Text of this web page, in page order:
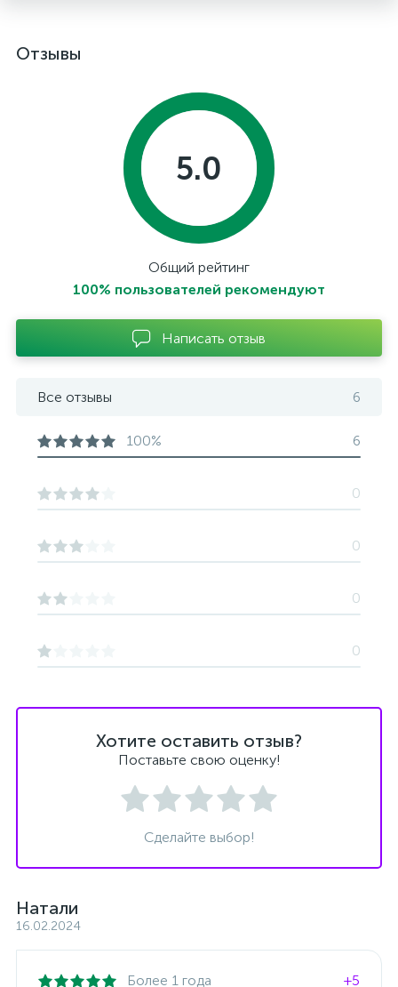
Отзывы
Хотите оставить отзыв?
Поставьте свою оценку!
Сделайте выбор!
Натали
16.02.2024
Более 1 года +5
5.0
Общий рейтинг
100% пользователей рекомендуют
Написать отзыв
Все отзывы 6
100% 6
0
0
0
0